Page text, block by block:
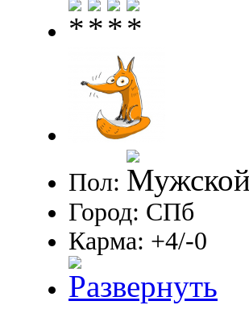
Пол:
Город: СПб
Карма: +4/-0